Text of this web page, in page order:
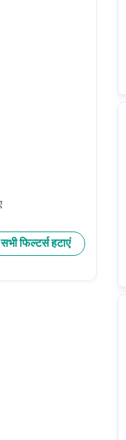
सभी फिल्टर्स हटाएं